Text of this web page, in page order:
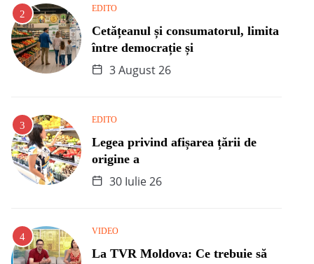
EDITO
Cetățeanul și consumatorul, limita
între democrație și
3 August 26
EDITO
Legea privind afișarea țării de
origine a
30 Iulie 26
VIDEO
La TVR Moldova: Ce trebuie să